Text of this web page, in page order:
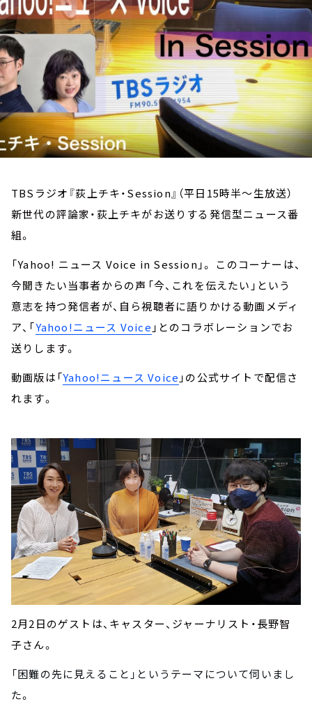
TBSラジオ『荻上チキ・Session』（平日15時半～生放送）
新世代の評論家・荻上チキがお送りする発信型ニュース番
組。
「Yahoo! ニュース Voice in Session」。 このコーナーは、
今聞きたい当事者からの声――「今、これを伝えたい」という
意志を持つ発信者が、自ら視聴者に語りかける動画メディ
ア、「Yahoo!ニュース Voice 」とのコラボレーションでお
送りします。
動画版は「Yahoo!ニュース Voice 」の公式サイトで配信さ
れます。
2月2日のゲストは、キャスター、ジャーナリスト・長野智
子さん。
「困難の先に見えること」というテーマについて伺いまし
た。